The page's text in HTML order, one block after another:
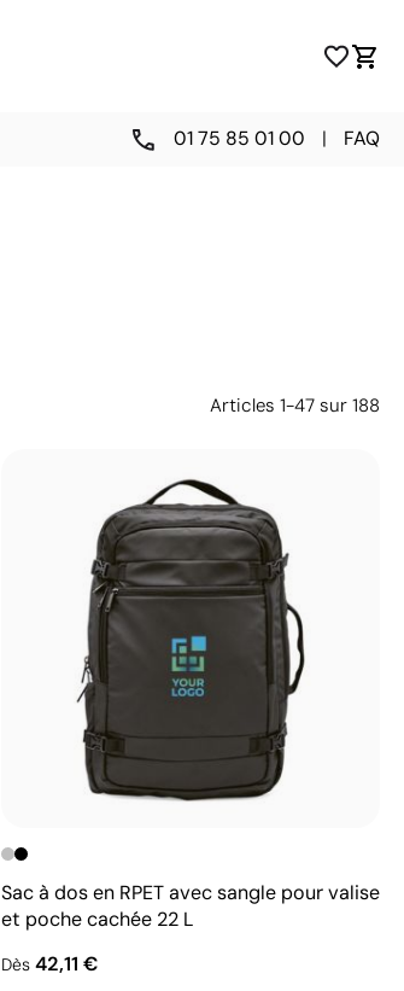
01 75 85 01 00 | FAQ
Articles 1-47 sur 188
Sac à dos en RPET avec sangle pour valise
et poche cachée 22 L
Dès 42,11 €